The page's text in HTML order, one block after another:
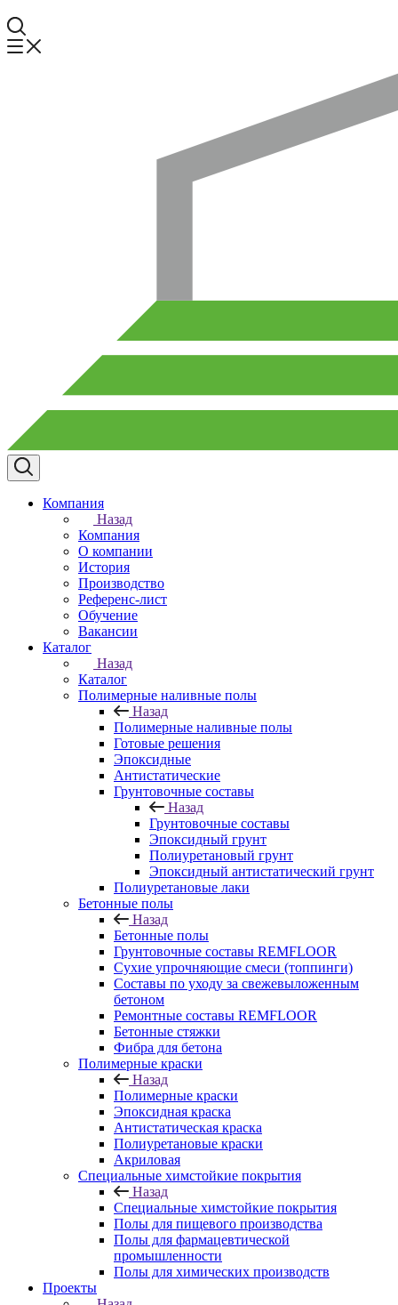
Компания
Назад
Компания
О компании
История
Производство
Референс-лист
Обучение
Вакансии
Каталог
Назад
Каталог
Полимерные наливные полы
Назад
Полимерные наливные полы
Готовые решения
Эпоксидные
Антистатические
Грунтовочные составы
Назад
Грунтовочные составы
Эпоксидный грунт
Полиуретановый грунт
Эпоксидный антистатический грунт
Полиуретановые лаки
Бетонные полы
Назад
Бетонные полы
Грунтовочные составы REMFLOOR
Сухие упрочняющие смеси (топпинги)
Составы по уходу за свежевыложенным
бетоном
Ремонтные составы REMFLOOR
Бетонные стяжки
Фибра для бетона
Полимерные краски
Назад
Полимерные краски
Эпоксидная краска
Антистатическая краска
Полиуретановые краски
Акриловая
Специальные химстойкие покрытия
Назад
Специальные химстойкие покрытия
Полы для пищевого производства
Полы для фармацевтической
промышленности
Полы для химических производств
Проекты